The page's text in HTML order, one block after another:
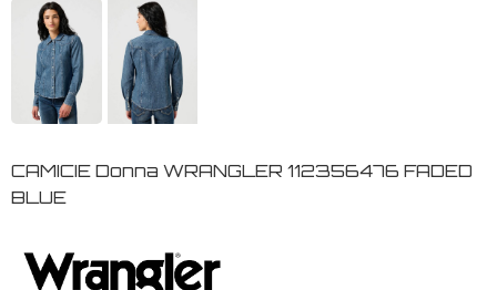
CAMICIE Donna WRANGLER 112356476 FADED
BLUE